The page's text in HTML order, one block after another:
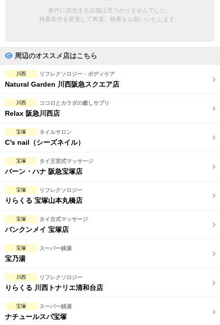
団体様歓迎
ペアルームあり
フットバスあり
日本人スタッフのみ
スタッフ指名可
こだわり条件を変更
条件に該当する店舗は見つかりませんでした。
検索条件を変更して再度、検索をお願いいたします。
周辺のオススメ店はこちら
川西 リフレクソロジー・ボディケア
Natural Garden 川西阪急スクエア店
川西 ココロとカラダの癒しサプリ
Relax 阪急川西店
宝塚 ネイルサロン
C’s nail（シーズネイル）
宝塚 タイ王宮式マッサージ
バーン・ハナ 阪急宝塚店
宝塚 リフレクソロジー
りらくる 宝塚山本丸橋店
宝塚 タイ古式マッサージ
バンクンメイ 宝塚店
宝塚 スーパー銭湯
宝乃湯
川西 リフレクソロジー
りらくる 川西トナリエ清和台店
宝塚 スーパー銭湯
ナチュールスパ宝塚